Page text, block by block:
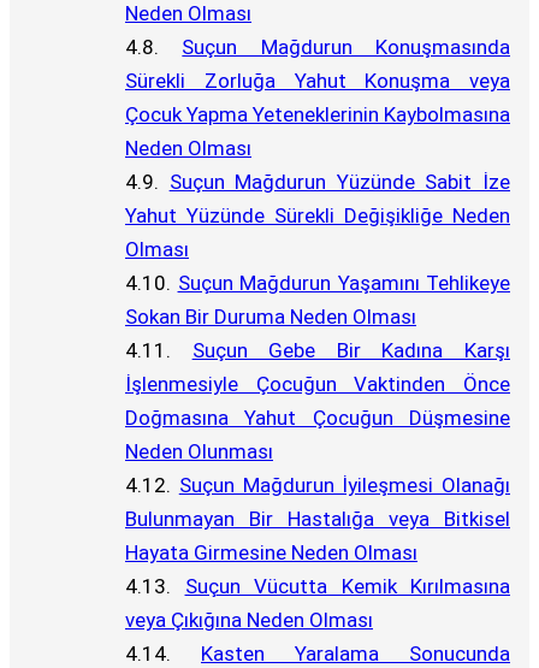
Neden Olması
Suçun Mağdurun Konuşmasında
Sürekli Zorluğa Yahut Konuşma veya
Çocuk Yapma Yeteneklerinin Kaybolmasına
Neden Olması
Suçun Mağdurun Yüzünde Sabit İze
Yahut Yüzünde Sürekli Değişikliğe Neden
Olması
Suçun Mağdurun Yaşamını Tehlikeye
Sokan Bir Duruma Neden Olması
Suçun Gebe Bir Kadına Karşı
İşlenmesiyle Çocuğun Vaktinden Önce
Doğmasına Yahut Çocuğun Düşmesine
Neden Olunması
Suçun Mağdurun İyileşmesi Olanağı
Bulunmayan Bir Hastalığa veya Bitkisel
Hayata Girmesine Neden Olması
Suçun Vücutta Kemik Kırılmasına
veya Çıkığına Neden Olması
Kasten Yaralama Sonucunda